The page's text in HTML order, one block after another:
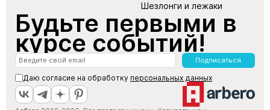
Шезлонги и лежаки
Будьте первыми в
курсе событий!
Подписаться
Даю согласие на обработку персональных данных